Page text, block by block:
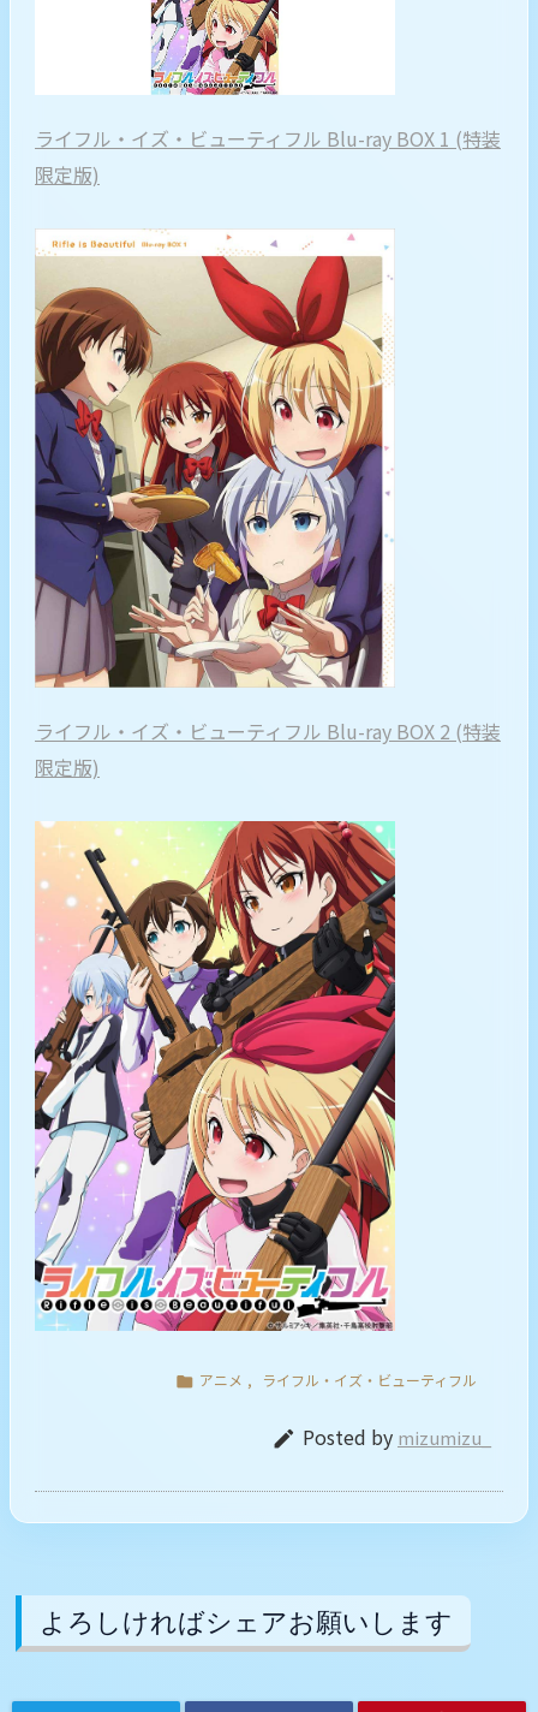
ライフル・イズ・ビューティフル Blu-ray BOX 1 (特装
限定版)
ライフル・イズ・ビューティフル Blu-ray BOX 2 (特装
限定版)
 アニメ , ライフル・イズ・ビューティフル
 Posted by mizumizu_
よろしければシェアお願いします